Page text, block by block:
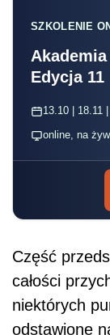
SZKOLENIE
Edycja 11
13.10 | 18.11
online, na
Część
całości
niektórych
odstawione